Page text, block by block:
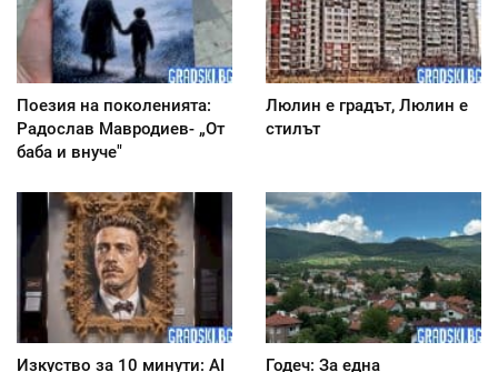
Поезия на поколенията:
Радослав Мавродиев- „От
баба и внуче"
Люлин е градът, Люлин е
стилът
Изкуство за 10 минути: AI
Годеч: За една